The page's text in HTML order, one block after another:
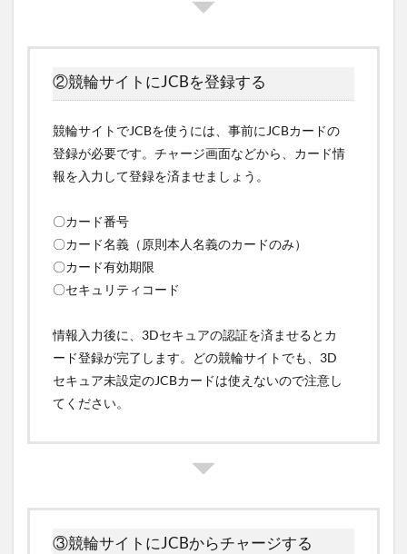
②競輪サイトにJCBを登録する
競輪サイトでJCBを使うには、事前にJCBカードの
登録が必要です。チャージ画面などから、カード情
報を入力して登録を済ませましょう。
〇カード番号
〇カード名義（原則本人名義のカードのみ）
〇カード有効期限
〇セキュリティコード
情報入力後に、3Dセキュアの認証を済ませるとカ
ード登録が完了します。どの競輪サイトでも、3D
セキュア未設定のJCBカードは使えないので注意し
てください。
③競輪サイトにJCBからチャージする